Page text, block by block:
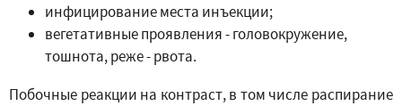
инфицирование места инъекции;
вегетативные проявления - головокружение,
тошнота, реже - рвота.
Побочные реакции на контраст, в том числе распирание